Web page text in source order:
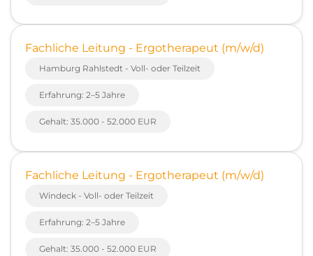
Fachliche Leitung - Ergotherapeut (m/w/d)
Hamburg Rahlstedt - Voll- oder Teilzeit
Erfahrung: 2–5 Jahre
Gehalt: 35.000 - 52.000 EUR
Fachliche Leitung - Ergotherapeut (m/w/d)
Windeck - Voll- oder Teilzeit
Erfahrung: 2–5 Jahre
Gehalt: 35.000 - 52.000 EUR